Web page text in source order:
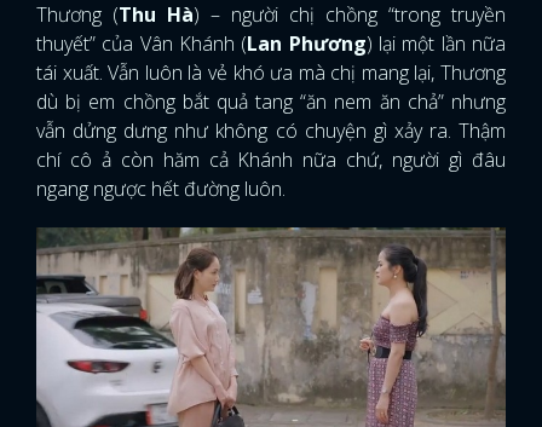
Thương (Thu Hà) – người chị chồng “trong truyền
thuyết” của Vân Khánh (Lan Phương) lại một lần nữa
tái xuất. Vẫn luôn là vẻ khó ưa mà chị mang lại, Thương
dù bị em chồng bắt quả tang “ăn nem ăn chả” nhưng
vẫn dửng dưng như không có chuyện gì xảy ra. Thậm
chí cô ả còn hăm cả Khánh nữa chứ, người gì đâu
ngang ngược hết đường luôn.